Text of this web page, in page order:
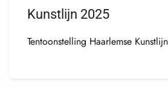
Kunstlijn 2025
Tentoonstelling Haarlemse